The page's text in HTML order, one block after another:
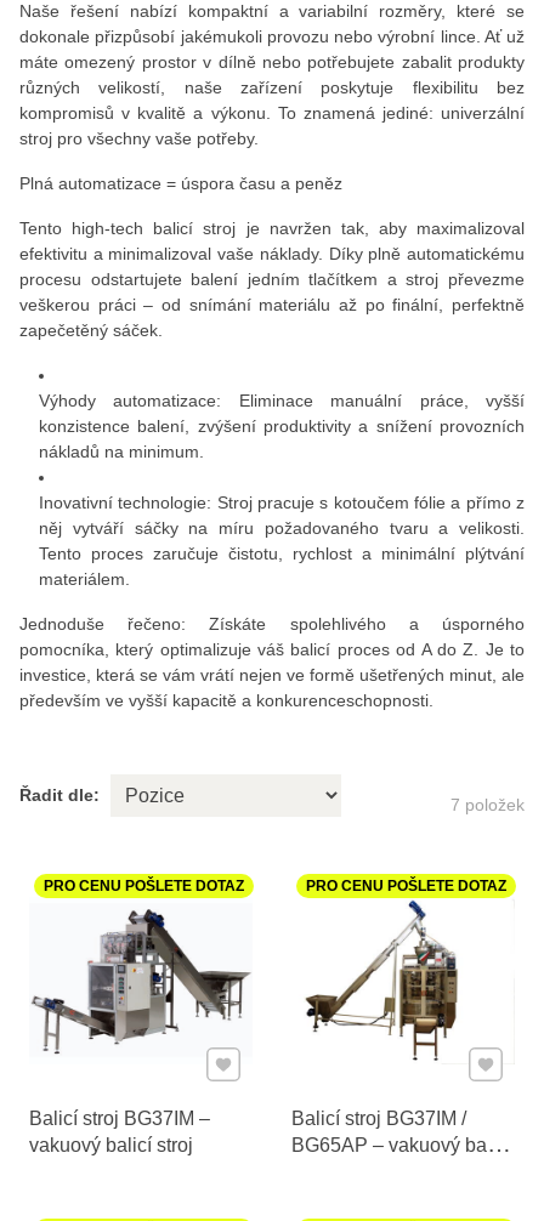
Naše řešení nabízí kompaktní a variabilní rozměry, které se
dokonale přizpůsobí jakémukoli provozu nebo výrobní lince. Ať už
máte omezený prostor v dílně nebo potřebujete zabalit produkty
různých velikostí, naše zařízení poskytuje flexibilitu bez
kompromisů v kvalitě a výkonu. To znamená jediné: univerzální
stroj pro všechny vaše potřeby.
Plná automatizace = úspora času a peněz
Tento high-tech balicí stroj je navržen tak, aby maximalizoval
efektivitu a minimalizoval vaše náklady. Díky plně automatickému
procesu odstartujete balení jedním tlačítkem a stroj převezme
veškerou práci – od snímání materiálu až po finální, perfektně
zapečetěný sáček.
Výhody automatizace: Eliminace manuální práce, vyšší
konzistence balení, zvýšení produktivity a snížení provozních
nákladů na minimum.
Inovativní technologie: Stroj pracuje s kotoučem fólie a přímo z
něj vytváří sáčky na míru požadovaného tvaru a velikosti.
Tento proces zaručuje čistotu, rychlost a minimální plýtvání
materiálem.
Jednoduše řečeno: Získáte spolehlivého a úsporného
pomocníka, který optimalizuje váš balicí proces od A do Z. Je to
investice, která se vám vrátí nejen ve formě ušetřených minut, ale
především ve vyšší kapacitě a konkurenceschopnosti.
Řadit dle: 7 položek
Balicí stroj BG37IM –
vakuový balicí stroj
PRO CENU POŠLETE DOTAZ
Přidat k Oblíbeným
Balicí stroj BG37IM /
BG65AP – vakuový balicí
PRO CENU POŠLETE DOTAZ
Přidat k